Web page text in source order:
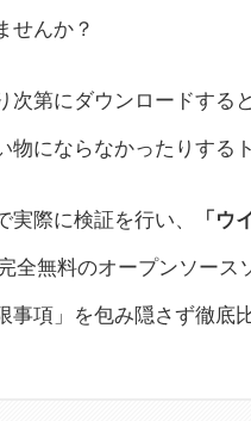
せんか？
次第にダウンロードす
にならなかったりする
際に検証を行い、
「
全無料のオープンソー
項」を包み隠さず徹底